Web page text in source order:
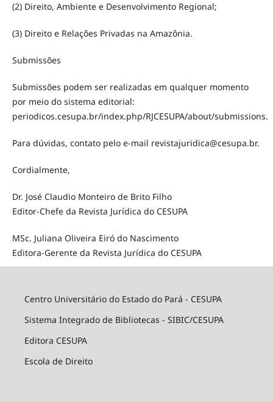
(2) Direito, Ambiente e Desenvolvimento Regional;
(3) Direito e Relações Privadas na Amazônia.
Submissões
Submissões podem ser realizadas em qualquer momento
por meio do sistema editorial:
periodicos.cesupa.br/index.php/RJCESUPA/about/submissions.
Para dúvidas, contato pelo e-mail revistajuridica@cesupa.br.
Cordialmente,
Dr. José Claudio Monteiro de Brito Filho
Editor-Chefe da Revista Jurídica do CESUPA
MSc. Juliana Oliveira Eiró do Nascimento
Editora-Gerente da Revista Jurídica do CESUPA
Centro Universitário do Estado do Pará - CESUPA
Sistema Integrado de Bibliotecas - SIBIC/CESUPA
Editora CESUPA
Escola de Direito